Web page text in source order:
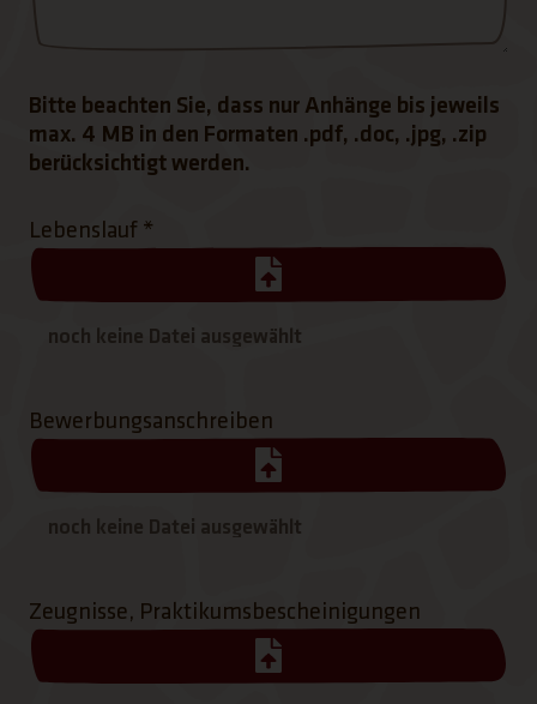
Bitte beachten Sie, dass nur Anhänge bis jeweils
max. 4 MB in den Formaten .pdf, .doc, .jpg, .zip
berücksichtigt werden.
Lebenslauf *
Bewerbungsanschreiben
Zeugnisse, Praktikumsbescheinigungen